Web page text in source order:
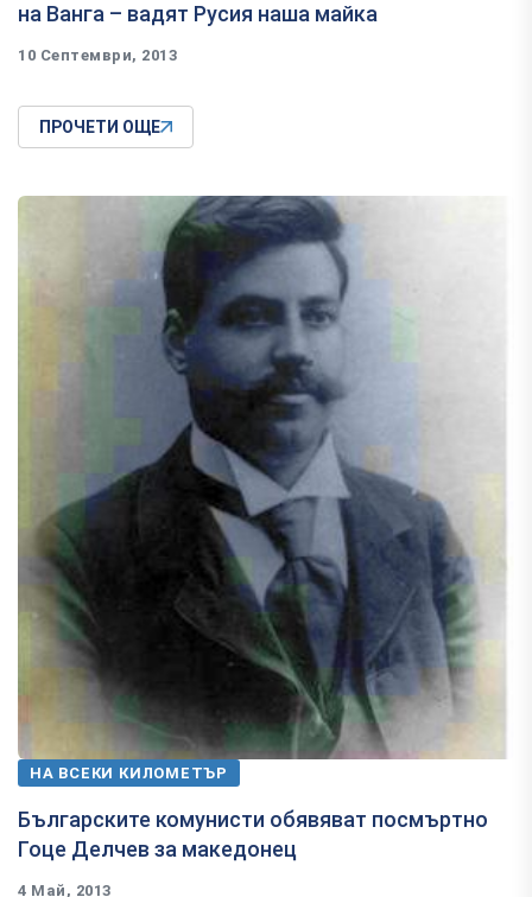
на Ванга – вадят Русия наша майка
10 Септември, 2013
ПРОЧЕТИ ОЩЕ
НА ВСЕКИ КИЛОМЕТЪР
Българските комунисти обявяват посмъртно
Гоце Делчев за македонец
4 Май, 2013